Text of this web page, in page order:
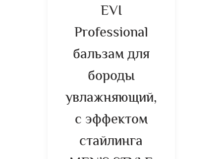
EVI
Professional
бальзам для
бороды
увлажняющий,
с эффектом
стайлинга